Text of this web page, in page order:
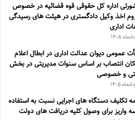
اداره کل حقوقی قوه قضائیه در خصوص
اخذ وکیل دادگستری در هیئت های رسیدگی
اداری
عمومی دیوان عدالت اداری در ابطال اعلام
انتصاب بر اساس سنوات مدیریتی در بخش
و خصوصی
تکلیف دستگاه های اجرایی نسبت به استفاده
واریز برای وصول کلیه دریافت های دولت